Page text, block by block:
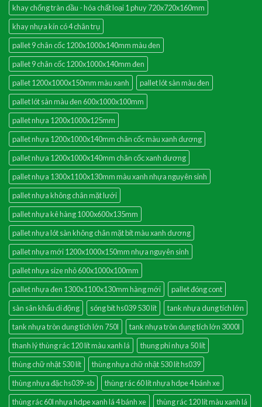
khay chống tràn dầu - hóa chất loại 1 phuy 720x720x160mm
khay nhựa kín có 4 chân trụ
pallet 9 chân cốc 1200x1000x140mm màu đen
pallet 9 chân cốc 1200x1000x140mm đen
pallet 1200x1000x150mm màu xanh
pallet lót sàn màu đen
pallet lót sàn màu đen 600x1000x100mm
pallet nhựa 1200x1000x125mm
pallet nhựa 1200x1000x140mm chân cốc màu xanh dương
pallet nhựa 1200x1000x140mm chân cốc xanh dương
pallet nhựa 1300x1100x130mm màu xanh nhựa nguyên sinh
pallet nhựa không chân mặt lưới
pallet nhựa kê hàng 1000x600x135mm
pallet nhựa lót sàn không chân mặt bít màu xanh dương
pallet nhựa mới 1200x1000x150mm nhựa nguyên sinh
pallet nhựa size nhỏ 600x1000x100mm
pallet nhựa đen 1300x1100x130mm hàng mới
pallet đóng cont
sàn sân khấu di động
sóng bít hs039 530 lít
tank nhựa dung tích lớn
tank nhựa tròn dung tích lớn 750l
tank nhựa tròn dung tích lớn 3000l
thanh lý thùng rác 120 lít màu xanh lá
thung phi nhựa 50 lít
thùng chữ nhật 530 lít
thùng nhựa chữ nhật 530 lít hs039
thùng nhựa đặc hs039-sb
thùng rác 60 lít nhựa hdpe 4 bánh xe
thùng rác 60l nhựa hdpe xanh lá 4 bánh xe
thùng rác 120 lít màu xanh lá